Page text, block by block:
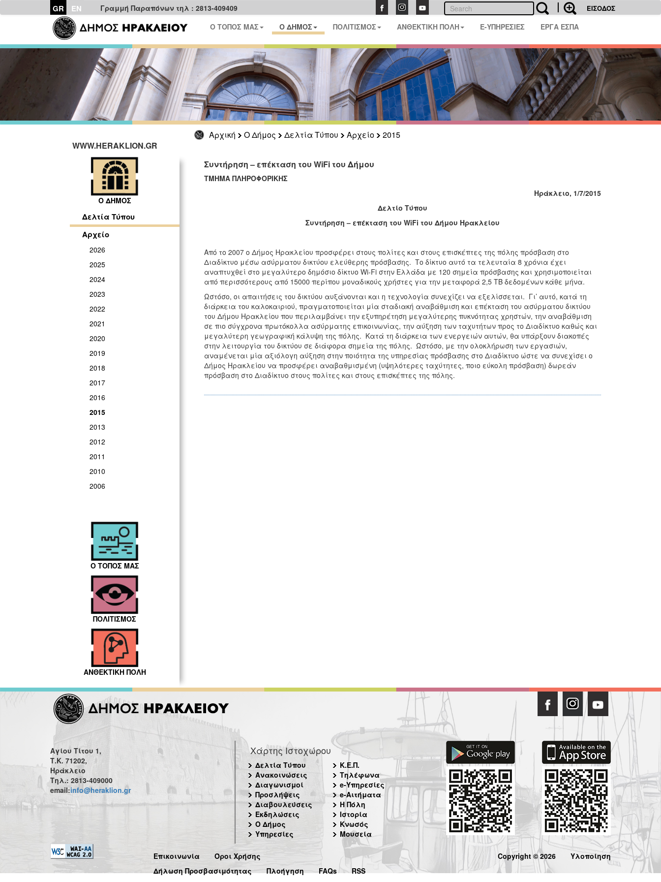
GR EN Γραμμή Παραπόνων τηλ : 2813-409409 ΕΙΣΟΔΟΣ
Ο ΤΟΠΟΣ ΜΑΣ Ο ΔΗΜΟΣ ΠΟΛΙΤΙΣΜΟΣ ΑΝΘΕΚΤΙΚΗ ΠΟΛΗ E-ΥΠΗΡΕΣΙΕΣ ΕΡΓΑ ΕΣΠΑ
Αρχική Ο Δήμος Δελτία Τύπου Αρχείο
2015
WWW.HERAKLION.GR
Ο ΔΗΜΟΣ
Δελτία Τύπου
Αρχείο
2026
2025
2024
2023
2022
2021
2020
2019
2018
2017
2016
2015
2013
2012
2011
2010
2006
Ο ΤΟΠΟΣ ΜΑΣ
ΠΟΛΙΤΙΣΜΟΣ
ΑΝΘΕΚΤΙΚΗ ΠΟΛΗ
Συντήρηση – επέκταση του WiFi του Δήμου
ΤΜΗΜΑ ΠΛΗΡΟΦΟΡΙΚΗΣ
Ηράκλειο, 1/7/2015
Δελτίο Τύπου
Συντήρηση – επέκταση του WiFi του Δήμου Ηρακλείου
Από το 2007 ο Δήμος Ηρακλείου προσφέρει στους πολίτες και στους επισκέπτες της πόλης πρόσβαση στο
Διαδίκτυο μέσω ασύρματου δικτύου ελεύθερης πρόσβασης. Το δίκτυο αυτό τα τελευταία 8 χρόνια έχει
αναπτυχθεί στο μεγαλύτερο δημόσιο δίκτυο Wi-Fi στην Ελλάδα με 120 σημεία πρόσβασης και χρησιμοποιείται
από περισσότερους από 15000 περίπου μοναδικούς χρήστες για την μεταφορά 2,5 TB δεδομένων κάθε μήνα.
Ωστόσο, οι απαιτήσεις του δικτύου αυξάνονται και η τεχνολογία συνεχίζει να εξελίσσεται. Γι’ αυτό, κατά τη
διάρκεια του καλοκαιριού, πραγματοποιείται μία σταδιακή αναβάθμιση και επέκταση του ασύρματου δικτύου
του Δήμου Ηρακλείου που περιλαμβάνει την εξυπηρέτηση μεγαλύτερης πυκνότητας χρηστών, την αναβάθμιση
σε πιο σύγχρονα πρωτόκολλα ασύρματης επικοινωνίας, την αύξηση των ταχυτήτων προς το Διαδίκτυο καθώς και
μεγαλύτερη γεωγραφική κάλυψη της πόλης. Κατά τη διάρκεια των ενεργειών αυτών, θα υπάρξουν διακοπές
στην λειτουργία του δικτύου σε διάφορα σημεία της πόλης. Ωστόσο, με την ολοκλήρωση των εργασιών,
αναμένεται μία αξιόλογη αύξηση στην ποιότητα της υπηρεσίας πρόσβασης στο Διαδίκτυο ώστε να συνεχίσει ο
Δήμος Ηρακλείου να προσφέρει αναβαθμισμένη (υψηλότερες ταχύτητες, ποιο εύκολη πρόσβαση) δωρεάν
πρόσβαση στο Διαδίκτυο στους πολίτες και στους επισκέπτες της πόλης.
Αγίου Τίτου 1,
Τ.Κ. 71202,
Ηράκλειο
Τηλ.: 2813-409000
email:info@heraklion.gr
Χάρτης Ιστοχώρου
Δελτία Τύπου
Ανακοινώσεις
Διαγωνισμοί
Προσλήψεις
Διαβουλεύσεις
Εκδηλώσεις
Ο Δήμος
Υπηρεσίες
Κ.Ε.Π.
Τηλέφωνα
e-Υπηρεσίες
e-Αιτήματα
Η Πόλη
Ιστορία
Κνωσός
Μουσεία
Επικοινωνία
Όροι Χρήσης
Δήλωση Προσβασιμότητας
Πλοήγηση FAQs RSS
Copyright © 2026 Υλοποίηση